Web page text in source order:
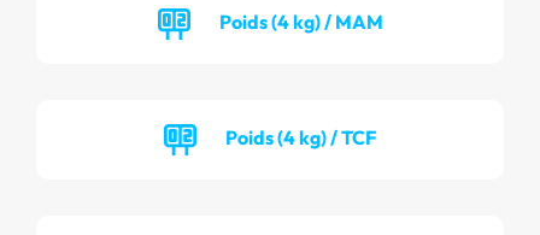
Poids (4 kg) / MAM
Poids (4 kg) / TCF